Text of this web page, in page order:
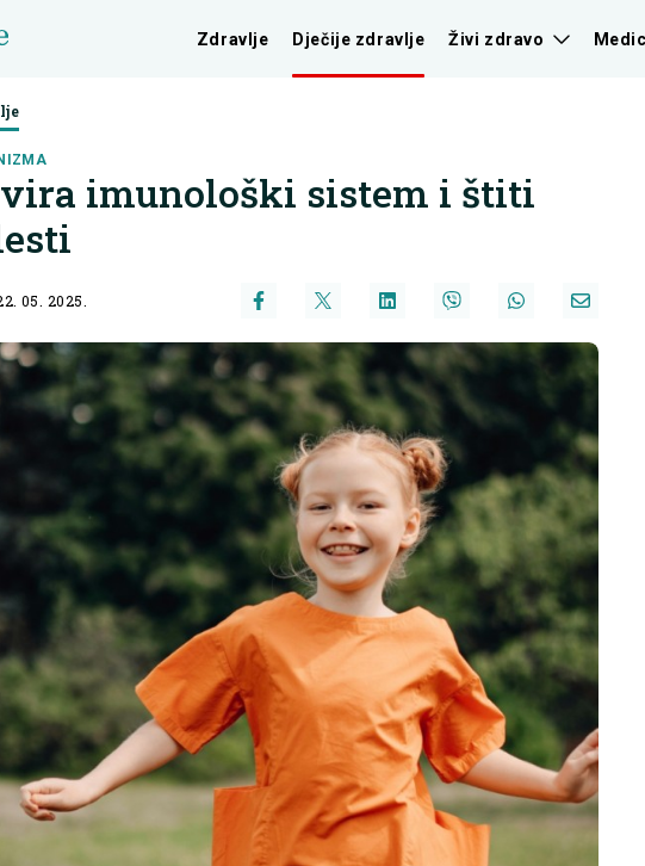
Zdravlje Dječije zdravlje Živi zdravo
imunološki sistem i štiti
05. 2025.